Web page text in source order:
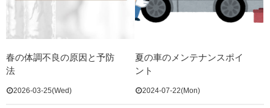
春の体調不良の原因と予防
法
2026-03-25(Wed)
夏の車のメンテナンスポイ
ント
2024-07-22(Mon)